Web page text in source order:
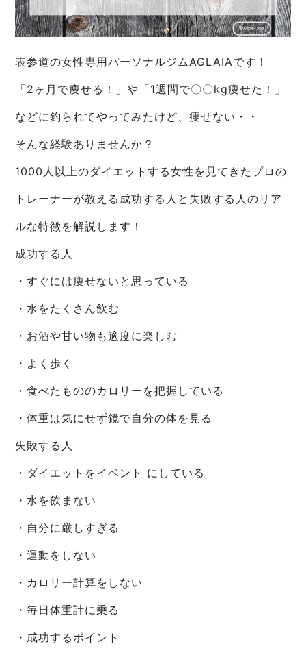
表参道の女性専用パーソナルジムAGLAIAです！
「2ヶ月で痩せる！」や「1週間で〇〇kg痩せた！」
などに釣られてやってみたけど、痩せない・・
そんな経験ありませんか？
1000人以上のダイエットする女性を見てきたプロの
トレーナーが教える成功する人と失敗する人のリア
ルな特徴を解説します！
成功する人
・すぐには痩せないと思っている
・水をたくさん飲む
・お酒や甘い物も適度に楽しむ
・よく歩く
・食べたもののカロリーを把握している
・体重は気にせず鏡で自分の体を見る
失敗する人
・ダイエットをイベント にしている
・水を飲まない
・自分に厳しすぎる
・運動をしない
・カロリー計算をしない
・毎日体重計に乗る
・成功するポイント